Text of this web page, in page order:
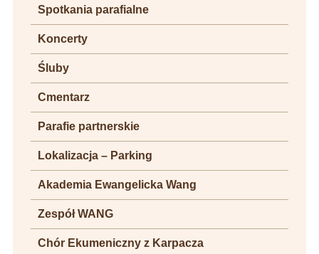
Spotkania parafialne
Koncerty
Śluby
Cmentarz
Parafie partnerskie
Lokalizacja – Parking
Akademia Ewangelicka Wang
Zespół WANG
Chór Ekumeniczny z Karpacza